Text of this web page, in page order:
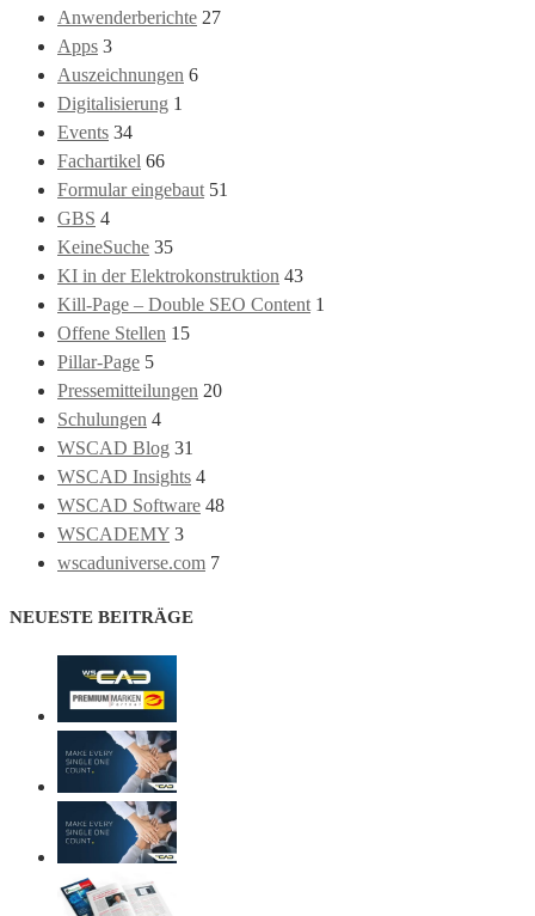
Anwenderberichte 27
Apps 3
Auszeichnungen 6
Digitalisierung 1
Events 34
Fachartikel 66
Formular eingebaut 51
GBS 4
KeineSuche 35
KI in der Elektrokonstruktion 43
Kill-Page – Double SEO Content 1
Offene Stellen 15
Pillar-Page 5
Pressemitteilungen 20
Schulungen 4
WSCAD Blog 31
WSCAD Insights 4
WSCAD Software 48
WSCADEMY 3
wscaduniverse.com 7
NEUESTE BEITRÄGE